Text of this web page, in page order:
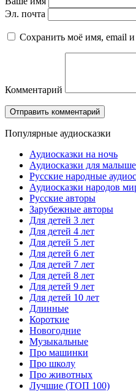
Эл. почта
Сохранить моё имя, email
Комментарий
Популярные аудиосказки
Аудиосказки на ночь
Аудиосказки для
Русские народные
Аудиосказки народов
Русские авторы
Зарубежные авторы
Для детей 3 лет
Для детей 4 лет
Для детей 5 лет
Для детей 6 лет
Для детей 7 лет
Для детей 8 лет
Для детей 9 лет
Для детей 10 лет
Длинные
Короткие
Новогодние
Музыкальные
Про машинки
Про школу
Про животных
Лучшие (ТОП 100)